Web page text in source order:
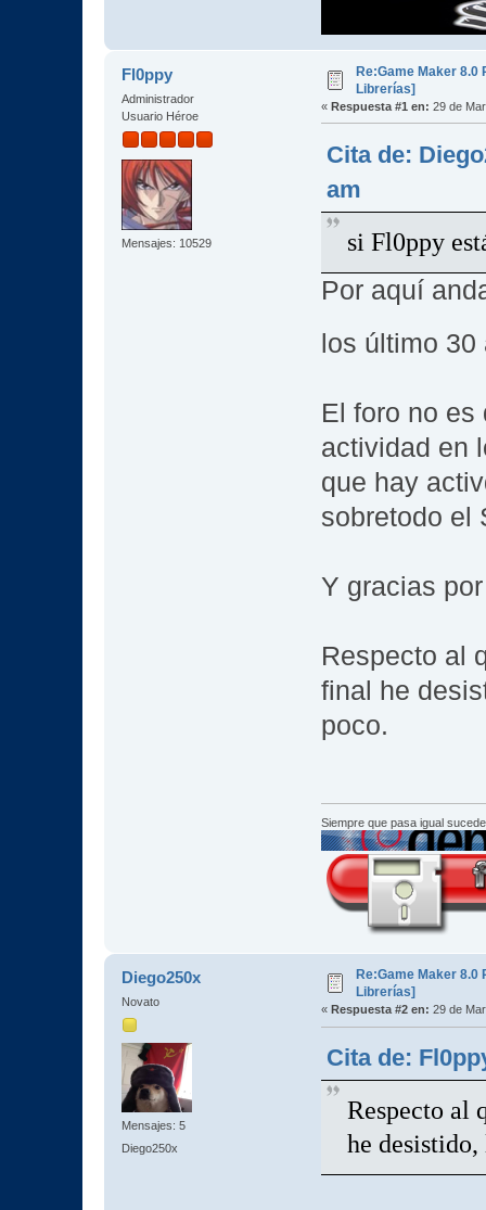
Fl0ppy
Administrador
Usuario Héroe
Mensajes: 10529
Re:Game Maker 8.0
Librerías]
« Respuesta #1 en: 29 de
Cita de:
am
si Fl0ppy
Por aquí
los último
El foro no es
actividad en
que hay
sobretodo el
Y gracias
Respecto al
final he
poco.
Siempre que pasa igual
Diego250x
Novato
Mensajes: 5
Diego250x
Re:Game Maker 8.0
Librerías]
« Respuesta #2 en: 29 de
Cita de:
Respecto al
he